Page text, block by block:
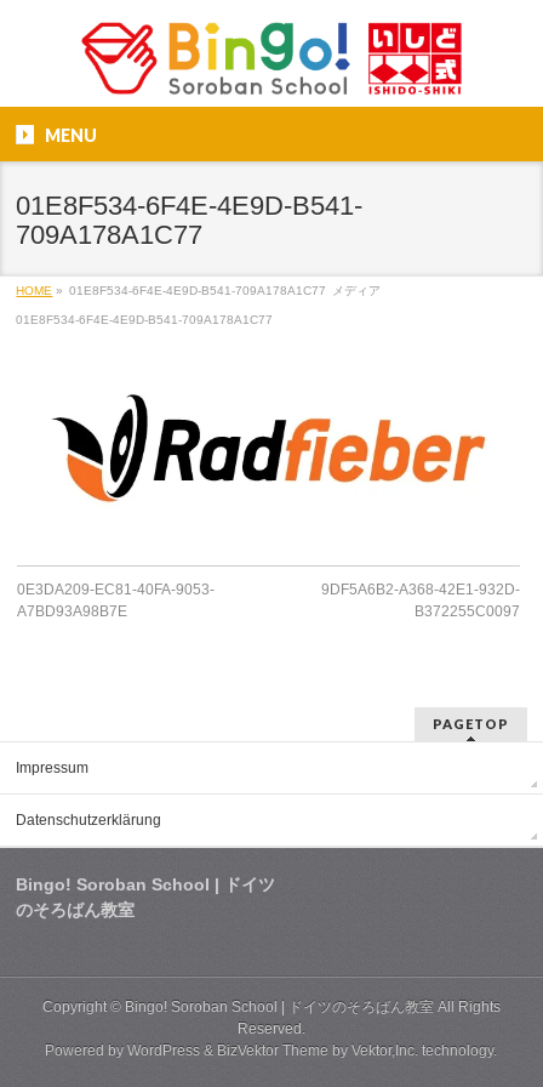
MENU
01E8F534-6F4E-4E9D-B541-
709A178A1C77
HOME » 01E8F534-6F4E-4E9D-B541-709A178A1C77 メディア
01E8F534-6F4E-4E9D-B541-709A178A1C77
0E3DA209-EC81-40FA-9053-
A7BD93A98B7E
9DF5A6B2-A368-42E1-932D-
B372255C0097
PAGETOP
Impressum
Datenschutzerklärung
Bingo! Soroban School | ドイツ
のそろばん教室
Copyright © Bingo! Soroban School | ドイツのそろばん教室 All Rights
Reserved.
Powered byWordPress & BizVektor Theme byVektor,Inc. technology.